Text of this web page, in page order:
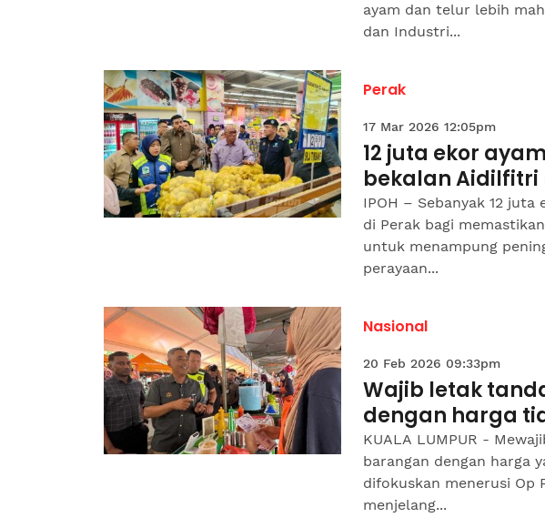
ayam dan telur lebih
dan Industri...
Perak
17 Mar 2026 12:05pm
12 juta ekor
bekalan Aidilfitri
IPOH – Sebanyak 12
di Perak bagi
untuk menampung
perayaan...
Nasional
20 Feb 2026 09:33pm
Wajib letak
dengan harga
KUALA LUMPUR -
barangan dengan harga
difokuskan menerusi Op
menjelang...